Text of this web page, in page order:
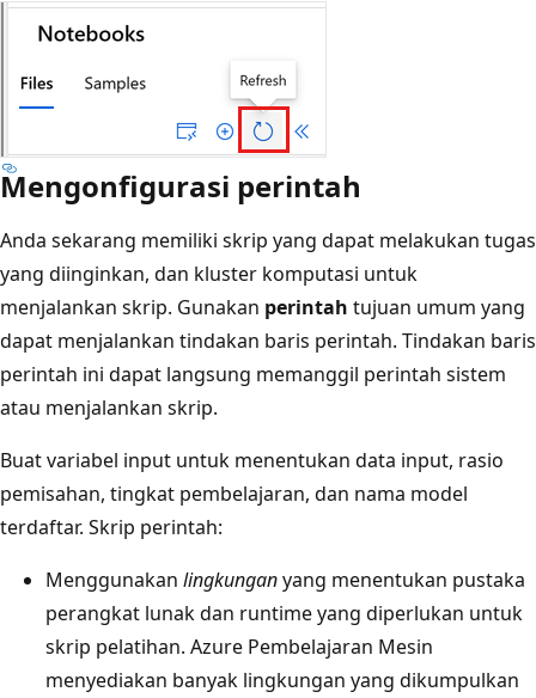
Mengonfigurasi perintah
Anda sekarang memiliki skrip yang dapat melakukan tugas
yang diinginkan, dan kluster komputasi untuk
menjalankan skrip. Gunakan perintah tujuan umum yang
dapat menjalankan tindakan baris perintah. Tindakan baris
perintah ini dapat langsung memanggil perintah sistem
atau menjalankan skrip.
Buat variabel input untuk menentukan data input, rasio
pemisahan, tingkat pembelajaran, dan nama model
terdaftar. Skrip perintah:
Menggunakan lingkunganyang menentukan pustaka
perangkat lunak dan runtime yang diperlukan untuk
skrip pelatihan. Azure Pembelajaran Mesin
menyediakan banyak lingkungan yang dikumpulkan